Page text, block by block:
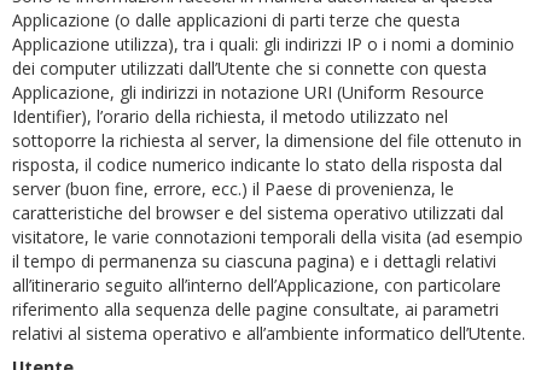
Applicazione (o dalle applicazioni di parti terze che questa
Applicazione utilizza), tra i quali: gli indirizzi IP o i nomi a dominio
dei computer utilizzati dall’Utente che si connette con questa
Applicazione, gli indirizzi in notazione URI (Uniform Resource
Identifier), l’orario della richiesta, il metodo utilizzato nel
sottoporre la richiesta al server, la dimensione del file ottenuto in
risposta, il codice numerico indicante lo stato della risposta dal
server (buon fine, errore, ecc.) il Paese di provenienza, le
caratteristiche del browser e del sistema operativo utilizzati dal
visitatore, le varie connotazioni temporali della visita (ad esempio
il tempo di permanenza su ciascuna pagina) e i dettagli relativi
all’itinerario seguito all’interno dell’Applicazione, con particolare
riferimento alla sequenza delle pagine consultate, ai parametri
relativi al sistema operativo e all’ambiente informatico dell’Utente.